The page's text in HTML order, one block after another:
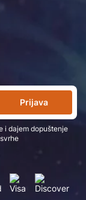
Prijava
i dajem dopuštenje